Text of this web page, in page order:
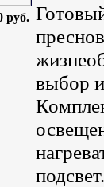
руб.
выбор